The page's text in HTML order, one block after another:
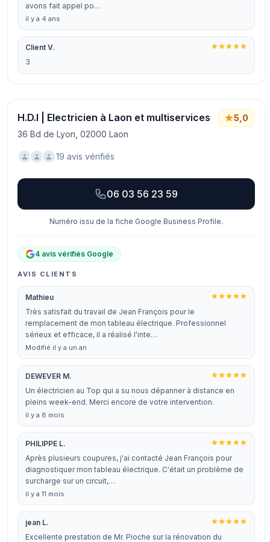
avons fait appel po…
il y a 4 ans
Client V.
3
H.D.I | Electricien à Laon et multiservices
36 Bd de Lyon, 02000 Laon
5,0
19 avis vérifiés
06 03 56 23 59
Numéro issu de la fiche Google Business Profile.
4 avis vérifiés Google
AVIS CLIENTS
Mathieu
Très satisfait du travail de Jean François pour le
remplacement de mon tableau électrique. Professionnel
sérieux et efficace, il a réalisé l'inte…
Modifié il y a un an
DEWEVER M.
Un électricien au Top qui a su nous dépanner à distance en
pleins week-end. Merci encore de votre intervention.
il y a 8 mois
PHILIPPE L.
Après plusieurs coupures, j'ai contacté Jean François pour
diagnostiquer mon tableau électrique. C'était un problème de
surcharge sur un circuit,…
il y a 11 mois
jean L.
Excellente prestation de Mr. Pioche sur la rénovation du